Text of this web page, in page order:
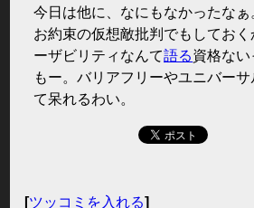
今日は他に、なにもなかったな
お約束の仮想敵批判でもしてお
ーザビリティなんて語る資格ない
もー。バリアフリーやユニバー
て呆れるわい。
[ツッコミを入れる]